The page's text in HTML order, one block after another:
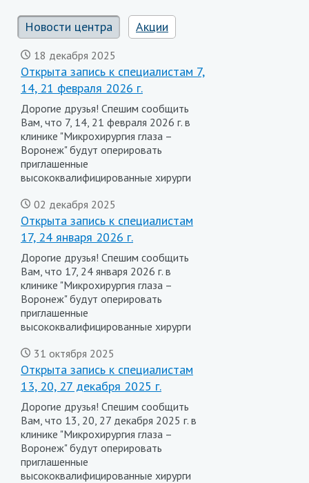
Новости центра Акции
18 декабря 2025
Открыта запись к специалистам 7,
14, 21 февраля 2026 г.
Дорогие друзья! Спешим сообщить
Вам, что 7, 14, 21 февраля 2026 г. в
клинике "Микрохирургия глаза –
Воронеж" будут оперировать
приглашенные
высококвалифицированные хирурги
02 декабря 2025
Открыта запись к специалистам
17, 24 января 2026 г.
Дорогие друзья! Спешим сообщить
Вам, что 17, 24 января 2026 г. в
клинике "Микрохирургия глаза –
Воронеж" будут оперировать
приглашенные
высококвалифицированные хирурги
31 октября 2025
Открыта запись к специалистам
13, 20, 27 декабря 2025 г.
Дорогие друзья! Спешим сообщить
Вам, что 13, 20, 27 декабря 2025 г. в
клинике "Микрохирургия глаза –
Воронеж" будут оперировать
приглашенные
высококвалифицированные хирурги